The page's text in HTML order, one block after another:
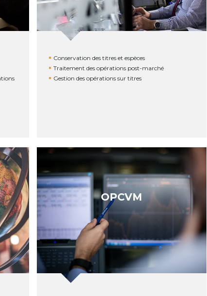
Conservation des titres et espèces
Traitement des opérations post-marché
Gestion des opérations sur titres
OPCVM